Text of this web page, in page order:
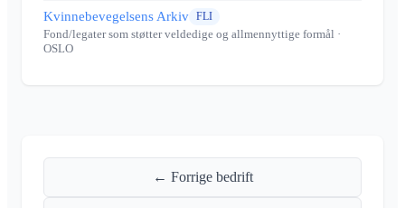
Kvinnebevegelsens Arkiv FLI
Fond/legater som støtter veldedige og allmennyttige formål ·
OSLO
← Forrige bedrift